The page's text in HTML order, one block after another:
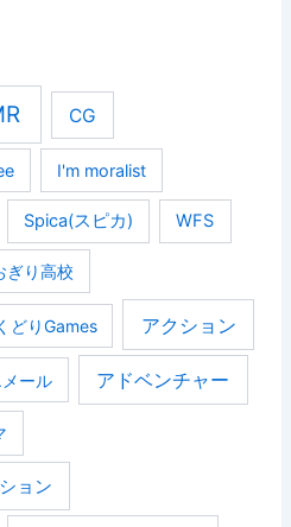
CG
I'm moralist
Spica(スピカ) WFS
ぎり高校
どりGames アクション
ール アドベンチャー
ョン